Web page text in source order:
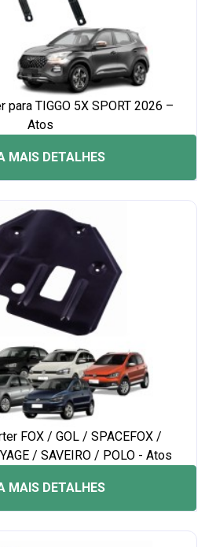
para TIGGO 5X SPORT 2026 –
Atos
MAIS DETALHES
FOX / GOL / SPACEFOX /
/ SAVEIRO / POLO - Atos
MAIS DETALHES